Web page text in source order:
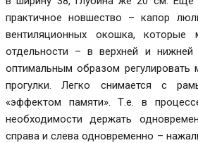
практичное новшество – капор
вентиляционных окошка,
отдельности – в верхней и нижней
оптимальным образом регулировать
прогулки. Легко снимается с
«эффектом памяти». Т.е. в
необходимости держать
справа и слева одновременно –